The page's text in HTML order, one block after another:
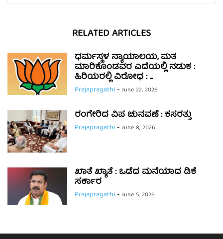
RELATED ARTICLES
ಧರ್ಮಸ್ಥಳ ನ್ಯಾಯಾಲಯ, ಮತ
ಮಾರಿಕೊಂಡವರ ಎದೆಯಲ್ಲಿ ನಡುಕ :
ಹಿರಿಯರಲ್ಲಿ ವಿರೋಧ : ...
Prajapragathi-June 22, 2026
ರಂಗೇರಿದ ವಿಪ ಚುನವಣೆ : ಕಸರತ್ತು
Prajapragathi-June 8, 2026
ಖಾತೆ ಖ್ಯಾತೆ : ಒಡೆದ ಮನೆಯಾದ ಡಿಕೆ
ಸರ್ಕಾರ
Prajapragathi-June 5, 2026